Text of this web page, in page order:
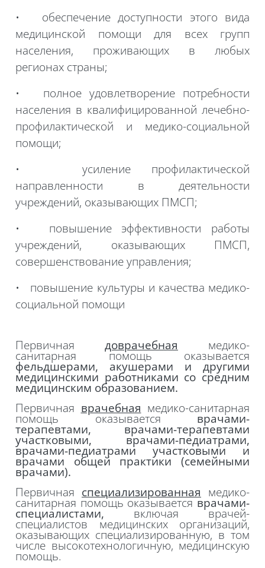
• обеспечение доступности этого вида
медицинской помощи для всех групп
населения, проживающих в любых
регионах страны;
• полное удовлетворение потребности
населения в квалифицированной лечебно-
профилактической и медико-социальной
помощи;
• усиление профилактической
направленности в деятельности
учреждений, оказывающих ПМСП;
• повышение эффективности работы
учреждений, оказывающих ПМСП,
совершенствование управления;
• повышение культуры и качества медико-
социальной помощи
Первичная доврачебная медико-
санитарная помощь оказывается
фельдшерами, акушерами и другими
медицинскими работниками со средним
медицинским образованием.
Первичная врачебная медико-санитарная
помощь оказывается врачами-
терапевтами, врачами-терапевтами
участковыми, врачами-педиатрами,
врачами-педиатрами участковыми и
врачами общей практики (семейными
врачами).
Первичная специализированная медико-
санитарная помощь оказываетсяврачами-
специалистами, включая врачей-
специалистов медицинских организаций,
оказывающих специализированную, в том
числе высокотехнологичную, медицинскую
помощь.